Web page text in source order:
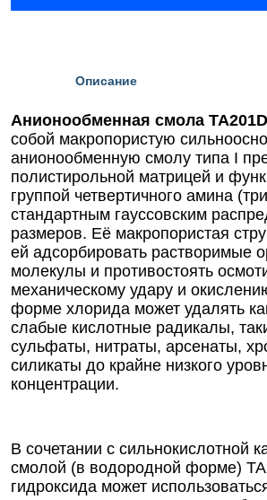
Описание
Анионообменная смола TA201D
собой макропористую
анионообменную смолу типа I
полистирольной матрицей и
группой четвертичного амина
стандартным гауссовским
размеров. Её макропористая
ей адсорбировать растворимые
молекулы и противостоять
механическому удару и
форме хлорида может удалять
слабые кислотные радикалы,
сульфаты, нитраты, арсенаты,
силикаты до крайне низкого
концентрации.
В сочетании с сильнокислотной
смолой (в водородной форме)
гидроксида может